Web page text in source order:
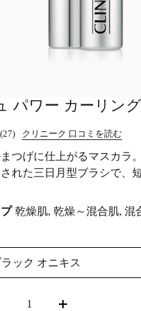
パワー カーリン
(27) クリニーク 口コミを読む
まつげに仕上がるマスカラ
れた三日月型ブラシで、
乾燥肌, 乾燥～混合肌, 混
ック オニキス
1